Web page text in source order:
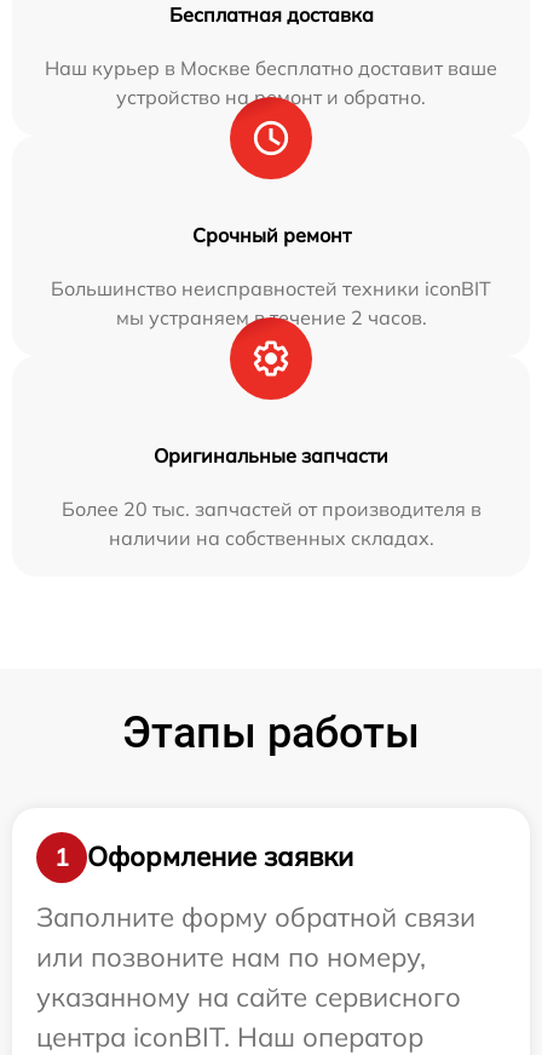
Бесплатная доставка
Наш курьер в Москве бесплатно доставит ваше
устройство на ремонт и обратно.
Срочный ремонт
Большинство неисправностей техники iconBIT
мы устраняем в течение 2 часов.
Оригинальные запчасти
Более 20 тыс. запчастей от производителя в
наличии на собственных складах.
Этапы работы
1
Оформление заявки
Заполните форму обратной связи
или позвоните нам по номеру,
указанному на сайте сервисного
центра iconBIT. Наш оператор